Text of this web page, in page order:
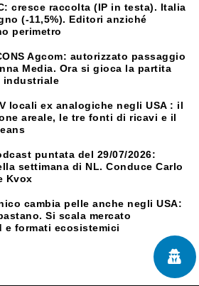
cresce raccolta (IP in testa). Italia
(-11,5%). Editori anziché
perimetro
Agcom: autorizzato passaggio
Media. Ora si gioca la partita
industriale
locali ex analogiche negli USA : il
areale, le tre fonti di ricavi e il
puntata del 29/07/2026:
settimana di NL. Conduce Carlo
Kvox
cambia pelle anche negli USA:
Si scala mercato
e formati ecosistemici